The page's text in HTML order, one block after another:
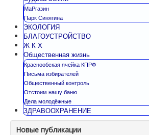
МаРгазин
Парк Синягина
ЭКОЛОГИЯ
БЛАГОУСТРОЙСТВО
Ж К Х
Общественная жизнь
Краснообская ячейка КПРФ
Письма избирателей
Общественный контроль
Отстоим нашу баню
Дела молодёжные
ЗДРАВООХРАНЕНИЕ
Новые публикации